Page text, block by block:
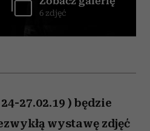
6 zdjęć
27.02.19 ) będzie
wystawę zdjęć